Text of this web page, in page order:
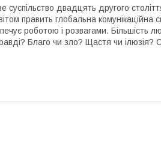
двадцять другого
править глобальна
роботою і розвагами. Більшість
Благо чи зло? Щастя чи ілюзія?